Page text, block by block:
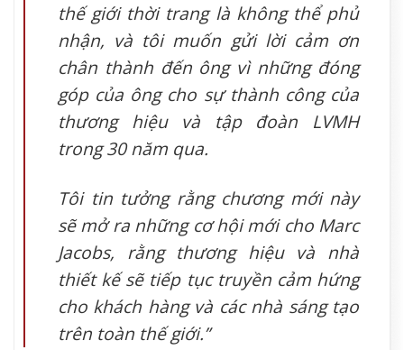
thế giới thời trang là không thể phủ
nhận, và tôi muốn gửi lời cảm ơn
chân thành đến ông vì những đóng
góp của ông cho sự thành công của
thương hiệu và tập đoàn LVMH
trong 30 năm qua.
Tôi tin tưởng rằng chương mới này
sẽ mở ra những cơ hội mới cho Marc
Jacobs, rằng thương hiệu và nhà
thiết kế sẽ tiếp tục truyền cảm hứng
cho khách hàng và các nhà sáng tạo
trên toàn thế giới.”